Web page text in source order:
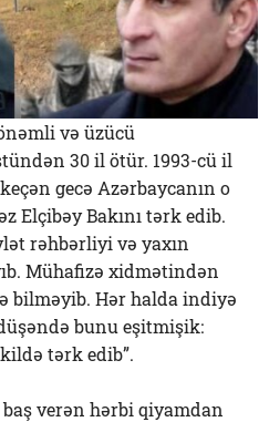
və üzücü
30 il ötür. 1993-cü il
gecə Azərbaycanın o
Elçibəy Bakını tərk edib.
rəhbərliyi və yaxın
Mühafizə xidmətindən
bilməyib. Hər halda indiyə
bunu eşitmişik:
tərk edib”.
verən hərbi qiyamdan